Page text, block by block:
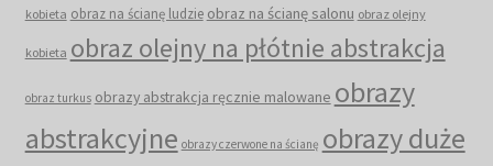
kobieta obraz na ścianę ludzie obraz na ścianę salonu obraz olejny
kobieta obraz olejny na płótnie abstrakcja
obraz turkus obrazy abstrakcja ręcznie malowane obrazy
abstrakcyjne obrazy czerwone na ścianę obrazy duże